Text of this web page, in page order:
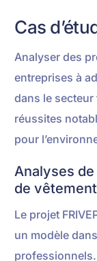
Cas
Analyser des
entreprises à
dans le
réussites
pour
Analyses
de
Le projet
un modèle